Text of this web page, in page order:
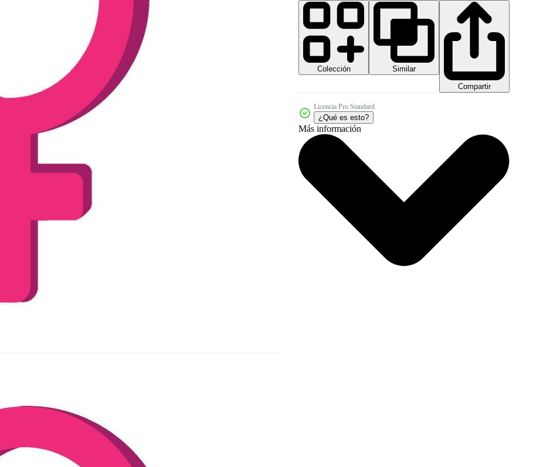
Colección
Similar
Compartir
Licencia Pro Standard
¿Qué es esto?
Más información